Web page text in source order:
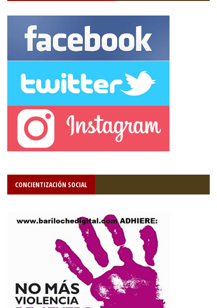
CONCIENTIZACIÓN SOCIAL